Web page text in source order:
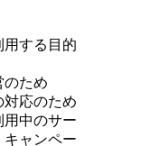
用する目的
のため
対応のため
用中のサー
キャンペー